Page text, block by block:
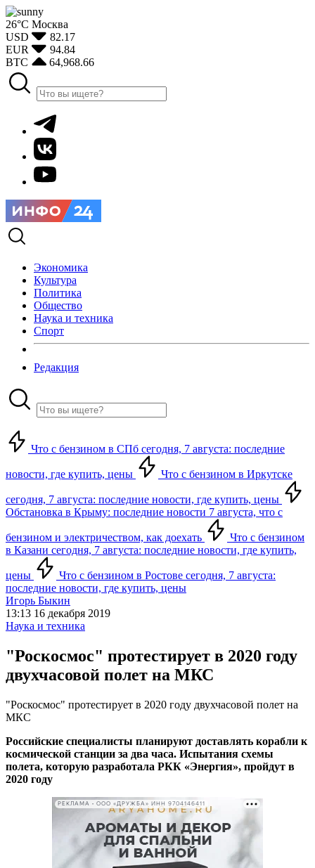
26°С Москва
USD
82.17
EUR
94.84
BTC
64,968.66
Экономика
Культура
Политика
Общество
Наука и техника
Спорт
Редакция
Что с бензином в СПб сегодня, 7 августа: последние
новости, где купить, цены Что с бензином в Иркутске
сегодня, 7 августа: последние новости, где купить, цены
Обстановка в Крыму: последние новости 7 августа, что с
бензином и электричеством, как доехать
Что с бензином
в Казани сегодня, 7 августа: последние новости, где купить,
цены
Что с бензином в Ростове сегодня, 7 августа:
последние новости, где купить, цены
Игорь Быкин
13:13 16 декабря 2019
Наука и техника
"Роскосмос" протестирует в 2020 году
двухчасовой полет на МКС
"Роскосмос" протестирует в 2020 году двухчасовой полет на
МКС
Российские специалисты планируют доставлять корабли к
космической станции за два часа. Испытания схемы
полета, которую разработала РКК «Энергия», пройдут в
2020 году
РЕКЛАМА • ООО «ДРУЖБА» ИНН 9704146411